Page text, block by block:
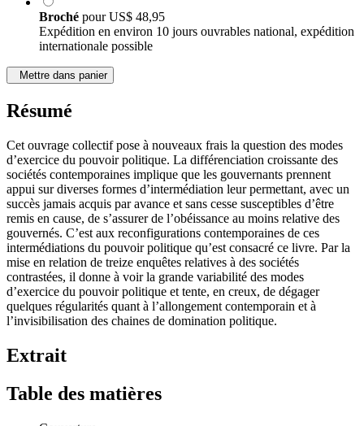
Broché pourUS$ 48,95
Expédition en environ 10 jours ouvrables national, expédition
internationale possible
Mettre dans panier
Résumé
Cet ouvrage collectif pose à nouveaux frais la question des modes
d’exercice du pouvoir politique. La différenciation croissante des
sociétés contemporaines implique que les gouvernants prennent
appui sur diverses formes d’intermédiation leur permettant, avec un
succès jamais acquis par avance et sans cesse susceptibles d’être
remis en cause, de s’assurer de l’obéissance au moins relative des
gouvernés. C’est aux reconfigurations contemporaines de ces
intermédiations du pouvoir politique qu’est consacré ce livre. Par la
mise en relation de treize enquêtes relatives à des sociétés
contrastées, il donne à voir la grande variabilité des modes
d’exercice du pouvoir politique et tente, en creux, de dégager
quelques régularités quant à l’allongement contemporain et à
l’invisibilisation des chaines de domination politique.
Extrait
Table des matières